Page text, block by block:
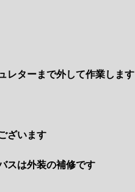
レターまで外して作業します
ざいます
スは外装の補修です